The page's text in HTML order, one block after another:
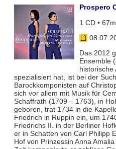
Prospero
1 CD •
Das 2012
Ensemble
historische
spezialisiert hat, ist bei der
Barockkomponisten auf
sich vor allem mit Musik für
Schaffrath (1709 – 1763), in
geboren, trat 1734 in die
Friedrich in Ruppin ein, um
Friedrichs II. in der Berliner
er in Schatten von Carl Philipp
Hof von Prinzessin Anna